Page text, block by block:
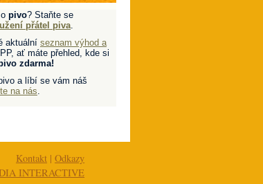
pivo? Staňte se
přátel piva.
aktuální seznam výhod a
ať máte přehled, kde si
zdarma!
a líbí se vám náš
na nás.
Kontakt |Odkazy
INTERACTIVE